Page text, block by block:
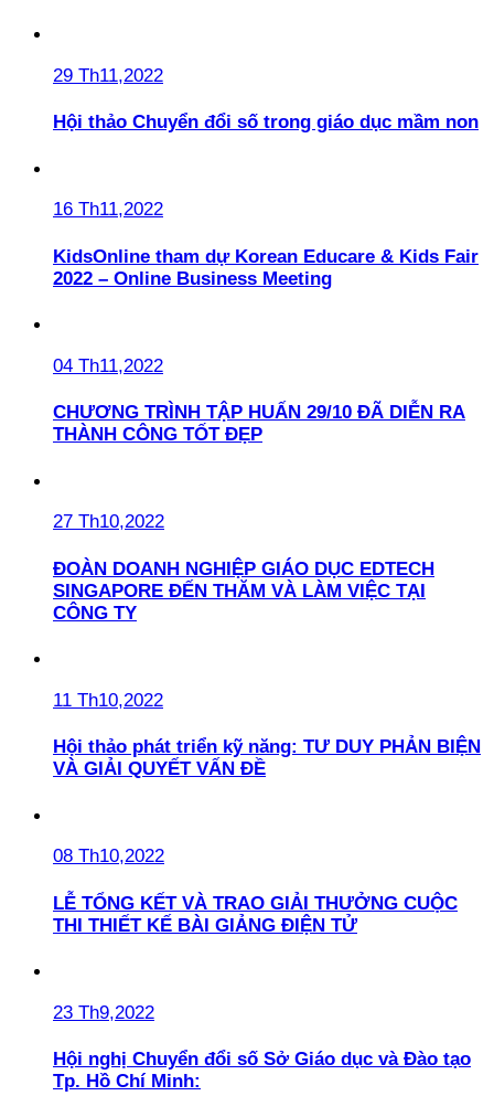
29 Th11,2022
Hội thảo Chuyển đổi số trong giáo dục mầm non
16 Th11,2022
KidsOnline tham dự Korean Educare & Kids Fair
2022 – Online Business Meeting
04 Th11,2022
CHƯƠNG TRÌNH TẬP HUẤN 29/10 ĐÃ DIỄN RA
THÀNH CÔNG TỐT ĐẸP
27 Th10,2022
ĐOÀN DOANH NGHIỆP GIÁO DỤC EDTECH
SINGAPORE ĐẾN THĂM VÀ LÀM VIỆC TẠI
CÔNG TY
11 Th10,2022
Hội thảo phát triển kỹ năng: TƯ DUY PHẢN BIỆN
VÀ GIẢI QUYẾT VẤN ĐỀ
08 Th10,2022
LỄ TỔNG KẾT VÀ TRAO GIẢI THƯỞNG CUỘC
THI THIẾT KẾ BÀI GIẢNG ĐIỆN TỬ
23 Th9,2022
Hội nghị Chuyển đổi số Sở Giáo dục và Đào tạo
Tp. Hồ Chí Minh: